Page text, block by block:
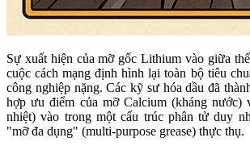
Sự xuất hiện của mỡ gốc Lithium vào giữa
cuộc cách mạng định hình lại toàn bộ tiêu
công nghiệp nặng. Các kỹ sư hóa dầu đã
hợp ưu điểm của mỡ Calcium (kháng nước)
nhiệt) vào trong một cấu trúc phân tử duy
"mỡ đa dụng" (multi-purpose grease) thực thụ.